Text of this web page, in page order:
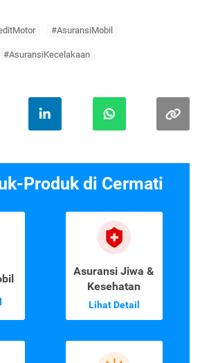
#AsuransiMobil
#AsuransiKecelakaan
Produk di Cermati
Asuransi Jiwa &
Kesehatan
Lihat Detail